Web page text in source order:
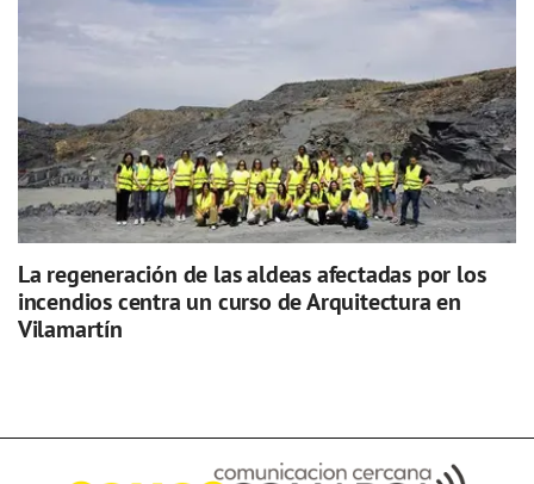
La regeneración de las aldeas afectadas por los
incendios centra un curso de Arquitectura en
Vilamartín